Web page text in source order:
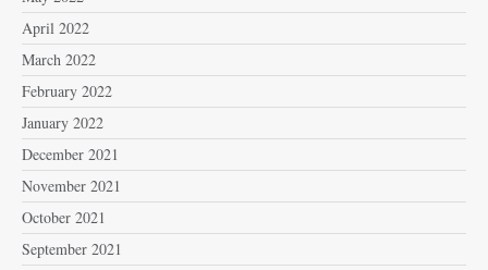
April 2022
March 2022
February 2022
January 2022
December 2021
November 2021
October 2021
September 2021